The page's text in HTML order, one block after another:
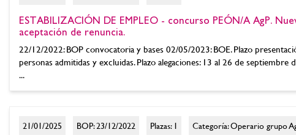
ESTABILIZACIÓN DE EMPLEO - concurso PEÓN/A AgP.
aceptación de renuncia.
22/12/2022: BOP convocatoria y bases 02/05/2023: BOE. Plazo
personas admitidas y excluidas. Plazo alegaciones: 13 al 26 de
...
21/01/2025 BOP: 23/12/2022 Plazas: 1 Categoría: Operario grupo